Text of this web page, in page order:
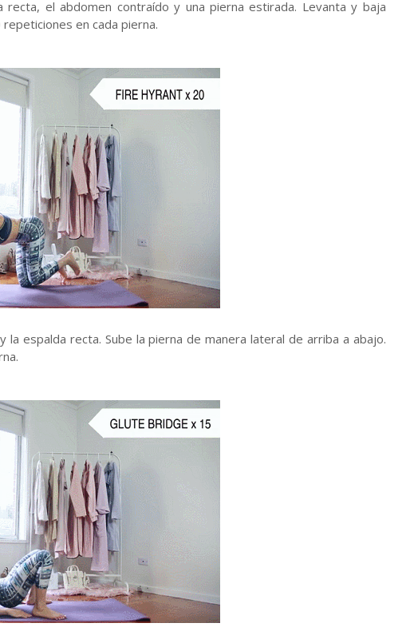
recta, el abdomen contraído y una pierna estirada. Levanta y baja
en cada pierna.
la espalda recta. Sube la pierna de manera lateral de arriba a abajo.